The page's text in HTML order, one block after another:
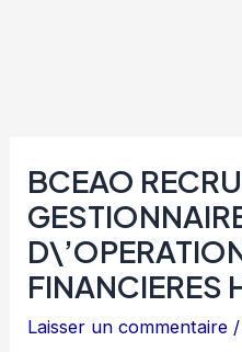
BCEAO
FINANCIERES
Laisser un commentaire /